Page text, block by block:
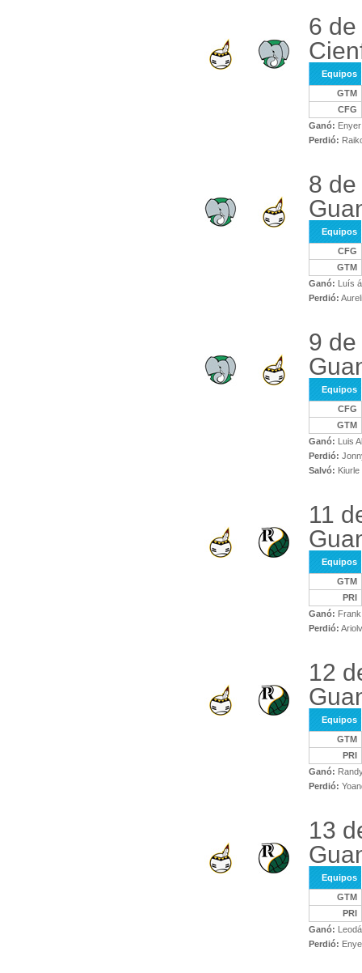
6
Equipos
GTM
CFG
Ganó:
Perdió:
8
Equipos
CFG
GTM
Ganó: Luís
Perdió:
9
Equipos
CFG
GTM
Ganó: Luis
Perdió:
Salvó:
11
Equipos
GTM
PRI
Ganó:
Perdió:
12
Equipos
GTM
PRI
Ganó:
Perdió:
13
Equipos
GTM
PRI
Ganó:
Perdió: